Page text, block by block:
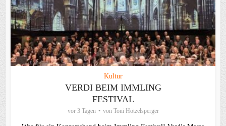
Kultur
VERDI BEIM IMMLING
FESTIVAL
vor 3 Tagen von Toni Hötzelsperger